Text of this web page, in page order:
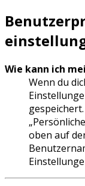
Wie kann ich
Wenn du
oben auf